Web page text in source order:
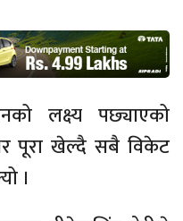
लक्ष्य पछ्याएको
पूरा खेल्दै सबै विकेट
।